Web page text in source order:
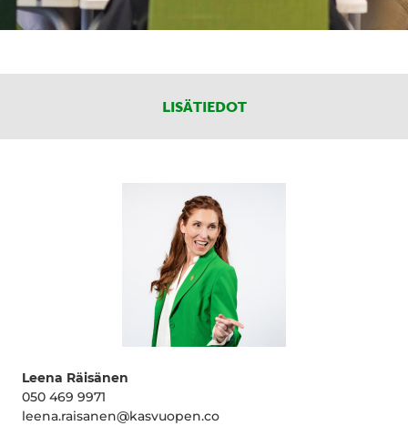
LISÄTIEDOT
Leena Räisänen
050 469 9971
leena.raisanen@kasvuopen.co